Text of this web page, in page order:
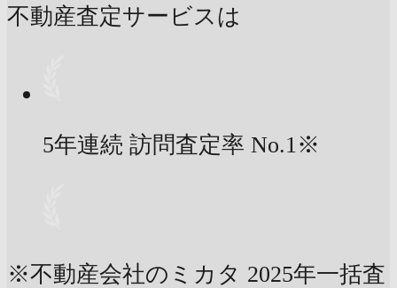
不動産査定サービスは
5年連続 訪問査定率 No.1※
※不動産会社のミカタ 2025年一括査